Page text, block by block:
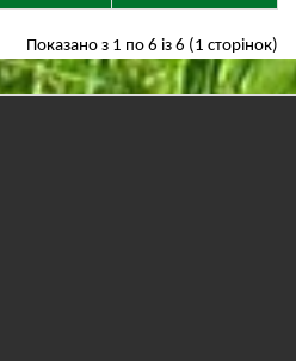
Показано з 1 по 6 із 6 (1 сторінок)